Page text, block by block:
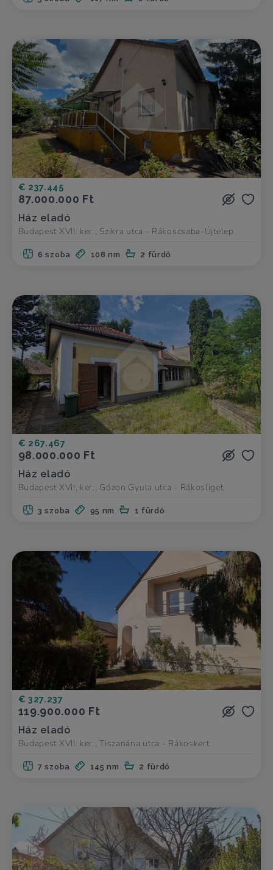
€ 237.445
87.000.000 Ft
Ház eladó
Budapest XVII. ker., Szikra utca - Rákoscsaba-Újtelep
6 szoba 108 nm 2 fürdő
€ 267.467
98.000.000 Ft
Ház eladó
Budapest XVII. ker., Gózon Gyula utca - Rákosliget
3 szoba 95 nm 1 fürdő
€ 327.237
119.900.000 Ft
Ház eladó
Budapest XVII. ker., Tiszanána utca - Rákoskert
7 szoba 145 nm 2 fürdő